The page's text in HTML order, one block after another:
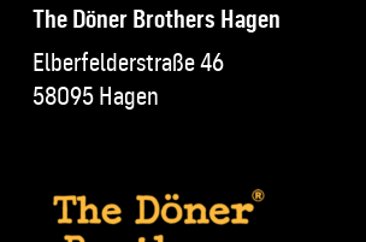
The Döner Brothers Hagen
Elberfelderstraße 46
58095 Hagen